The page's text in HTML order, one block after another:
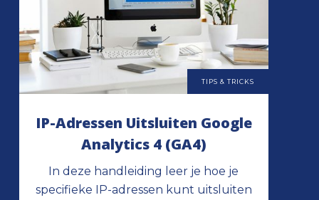
TIPS & TRICKS
IP-Adressen Uitsluiten Google
Analytics 4 (GA4)
In deze handleiding leer je hoe je
specifieke IP-adressen kunt uitsluiten